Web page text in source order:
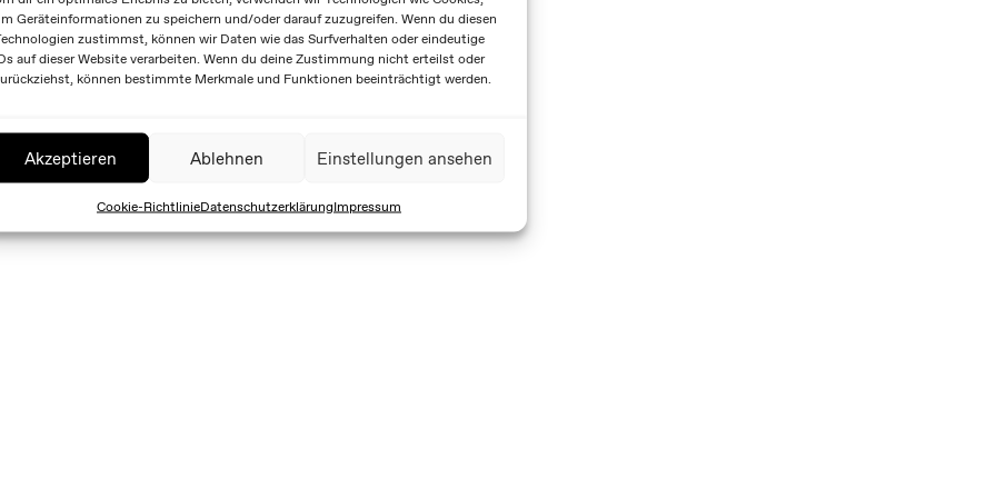
Geräteinformationen zu speichern und/oder darauf zuzugreifen. Wenn du diesen
zustimmst, können wir Daten wie das Surfverhalten oder eindeutige
auf dieser Website verarbeiten. Wenn du deine Zustimmung nicht erteilst oder
können bestimmte Merkmale und Funktionen beeinträchtigt werden.
Akzeptieren Ablehnen Einstellungen ansehen
Cookie-RichtlinieDatenschutzerklärungImpressum